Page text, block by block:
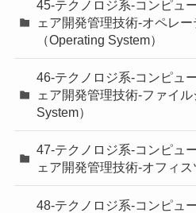
45-テクノロジ系-コンピュ
ェア開発管理技術-オペレ
（Operating System）
46-テクノロジ系-コンピュ
ェア開発管理技術-ファイ
System）
47-テクノロジ系-コンピュ
ェア開発管理技術-オフィス
48-テクノロジ系-コンピュ